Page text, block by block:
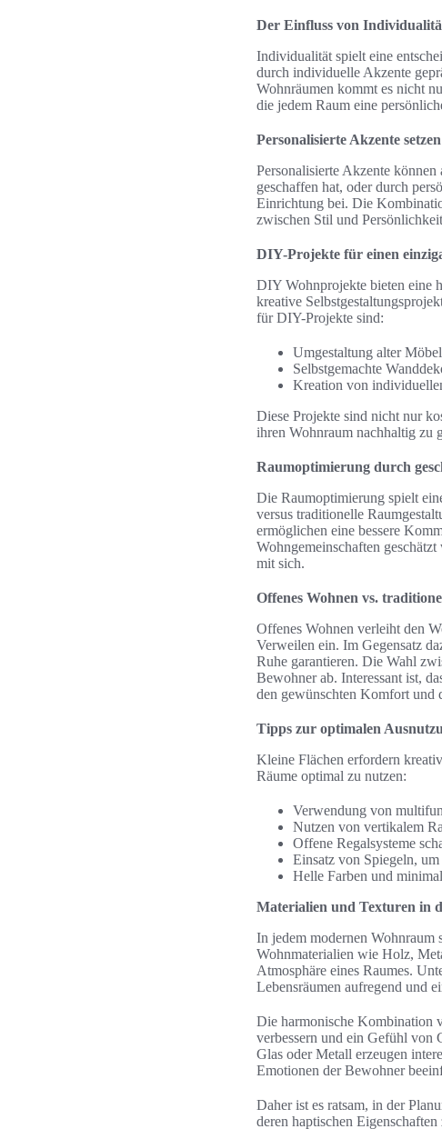
Der Einfluss von
Individualität spielt eine
durch individuelle Akzente
Wohnräumen kommt es nicht
die jedem Raum eine
Personalisierte Akzente setzen
Personalisierte Akzente
geschaffen hat, oder durch
Einrichtung bei. Die
zwischen Stil und
DIY-Projekte für einen
DIY Wohnprojekte bieten eine
kreative
für DIY-Projekte sind:
Umgestaltung alter
Selbstgemachte
Kreation von
Diese Projekte sind nicht nur
ihren Wohnraum nachhaltig zu
Raumoptimierung durch
Die Raumoptimierung spielt
versus traditionelle
ermöglichen eine bessere
Wohngemeinschaften
mit sich.
Offenes Wohnen vs.
Offenes Wohnen verleiht den
Verweilen ein. Im Gegensatz
Ruhe garantieren. Die Wahl
Bewohner ab. Interessant ist,
den gewünschten Komfort und
Tipps zur optimalen
Kleine Flächen erfordern
Räume optimal zu nutzen:
Verwendung von
Nutzen von vertikalem
Offene Regalsysteme
Einsatz von Spiegeln,
Helle Farben und
Materialien und Texturen in
In jedem modernen Wohnraum
Wohnmaterialien wie Holz,
Atmosphäre eines Raumes.
Lebensräumen aufregend und
Die harmonische Kombination
verbessern und ein Gefühl von
Glas oder Metall erzeugen
Emotionen der Bewohner
Daher ist es ratsam, in der
deren haptischen